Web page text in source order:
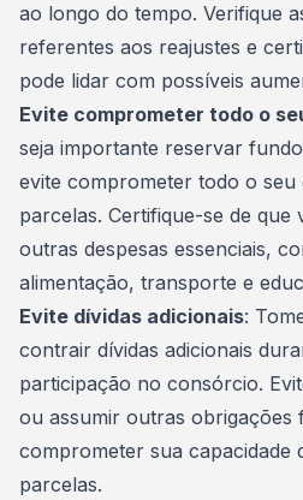
ao longo do tempo. Verifique
referentes aos reajustes e
pode lidar com possíveis
Evite comprometer todo o
seja importante reservar
evite comprometer todo o
parcelas. Certifique-se de que
outras despesas essenciais,
alimentação, transporte e
Evite dívidas adicionais:
contrair dívidas adicionais
participação no consórcio.
ou assumir outras obrigações
comprometer sua capacidade
parcelas.